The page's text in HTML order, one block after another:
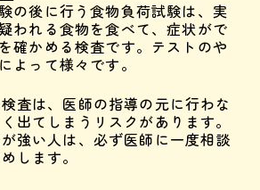
の後に行う食物負荷試験は、実
われる食物を食べて、症状がで
確かめる検査です。テストのや
よって様々です。
査は、医師の指導の元に行わな
出てしまうリスクがあります。
強い人は、必ず医師に一度相談
します。